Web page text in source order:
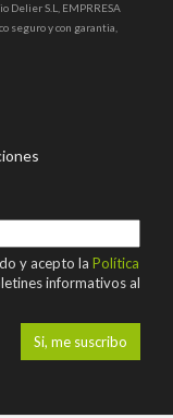
Delier S.L, EMPRRESA
seguro y con garantia,
y acepto la Política
informativos al